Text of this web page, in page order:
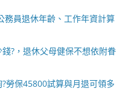
務員退休年齡、工作年資計算
?，退休父母健保不想依附眷
勞保45800試算與月退可領多